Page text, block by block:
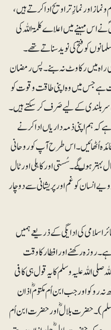
اور نمازِ تراویح ادا کرتے ہیں،
مہینے میں اعلاے کلمۃ اللہ کی
کو فتح کی نوید سناتے تھے۔
راہ میں رکاوٹ نہ بنے۔ پس رمضان
ہے جس میں وہ اپنی طاقت و قوت کو
سربلندی کے لیے صَرف کرسکتے ہیں۔
کہ ہم اپنی ذمہ داریاں ادا کرنے
اُٹھائیں۔ اس طرح آپ کو روحانی
ہوںگے۔ سُستی اور کاہلی اور ٹال
انسان کو غم اور پریشانی سے دوچار
اسلامی کی ادایگی کے ذریعے ہمیں
روزہ رکھنے اور افطار کا وقت
اللہ علیہ وسلم کا یہ قول ہی کافی
روکو اور جب ابن اُم مکتومؓ اذان
حضرت بلالؓ اور حضرت ابن اُم